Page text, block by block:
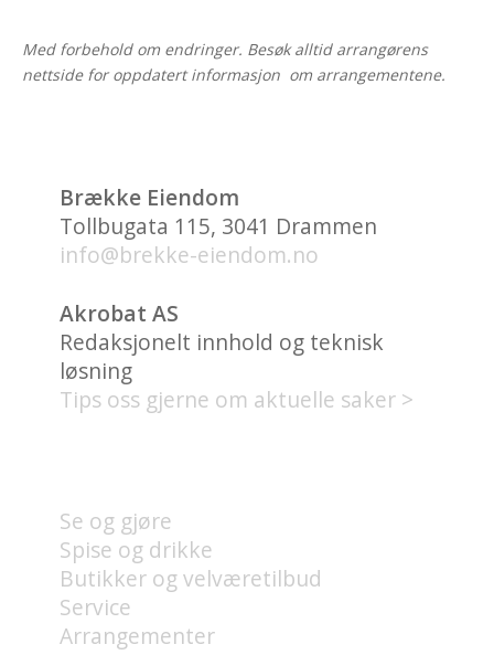
Med forbehold om endringer. Besøk alltid arrangørens
nettside for oppdatert informasjon om arrangementene.
Brække Eiendom
Tollbugata 115, 3041 Drammen
info@brekke-eiendom.no
Akrobat AS
Redaksjonelt innhold og teknisk
løsning
Tips oss gjerne om aktuelle saker >
Se og gjøre
Spise og drikke
Butikker og velværetilbud
Service
Arrangementer